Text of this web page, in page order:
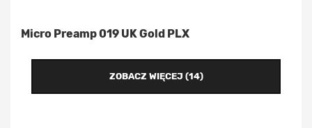
Micro Preamp 019 UK Gold PLX
ZOBACZ WIĘCEJ (14)